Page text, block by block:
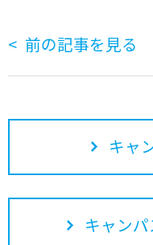
前の記事を見る
キャ
キャン